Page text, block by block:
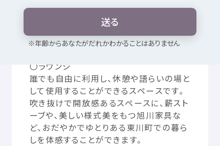
お気に入り
つかいかた サイトについて
気持ちをはきだす サイト内検索
送る
※年齢からあなたがだれかわかることはありません
せんとぴゅあI
どんなところ？
〇ラウンジ
誰でも 自由 に利用 し、休憩や語らいの場 と
して使用することができるスペースです。
吹き抜けで開放感あるスペースに、薪スト
ーブや、 美 しい様式美をもつ旭川家具な
ど、おだやかでゆとりある東川町での暮ら
しを体感することができます。